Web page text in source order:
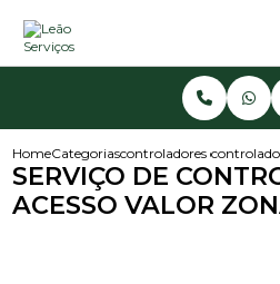
HomeCategoriascontroladores de acesso
SERVIÇO DE
ACESSO VALOR